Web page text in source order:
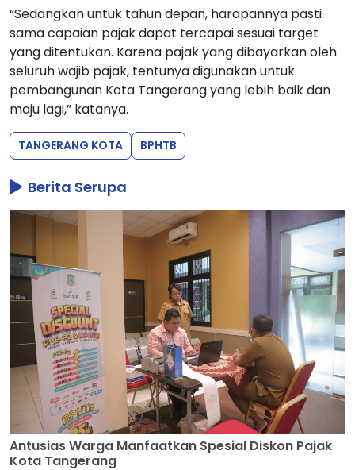
“Sedangkan untuk tahun depan, harapannya pasti
sama capaian pajak dapat tercapai sesuai target
yang ditentukan. Karena pajak yang dibayarkan oleh
seluruh wajib pajak, tentunya digunakan untuk
pembangunan Kota Tangerang yang lebih baik dan
maju lagi,” katanya.
TANGERANG KOTA BPHTB
Berita Serupa
Antusias Warga Manfaatkan Spesial Diskon Pajak
Kota Tangerang